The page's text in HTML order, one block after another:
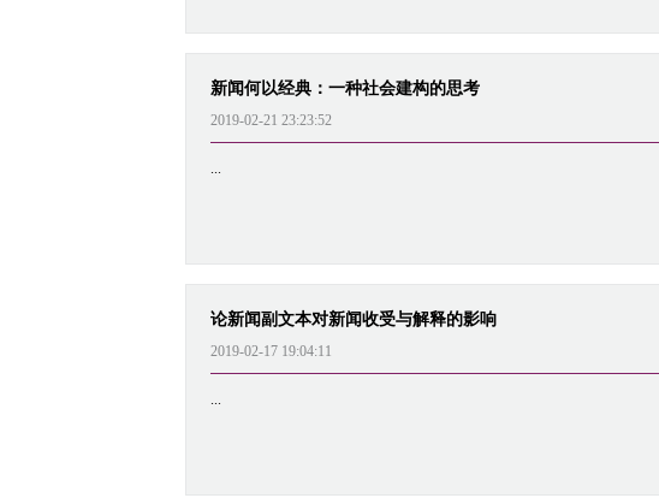
新闻何以经典：一种社会建构的思考
2019-02-21 23:23:52
...
论新闻副文本对新闻收受与解释的影响
2019-02-17 19:04:11
...